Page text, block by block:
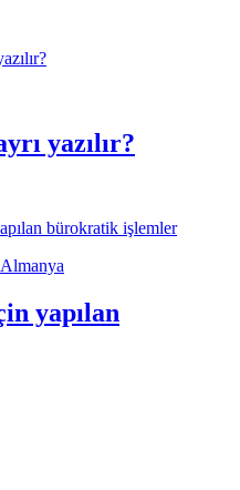
yazılır?
yapılan